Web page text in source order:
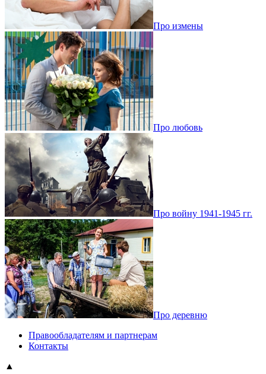
Про измены
Про любовь
Про войну 1941-1945 гг.
Про деревню
Правообладателям и партнерам
Контакты
▲